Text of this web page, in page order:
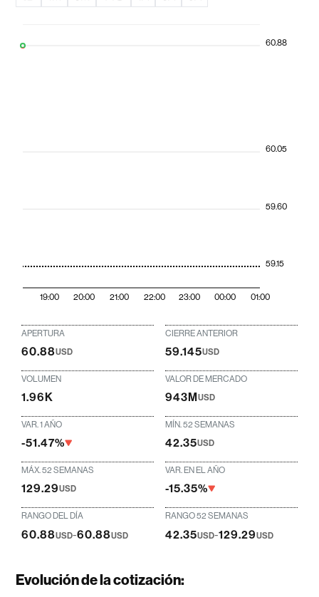
19:00 20:00 21:00 22:00 23:00 00:00 01:00
59.15
59.60
60.05
60.88
APERTURA
60.88USD
CIERRE ANTERIOR
59.145USD
VOLUMEN
1.96K
VALOR DE MERCADO
943MUSD
VAR. 1 AÑO
-51.47%
MÍN. 52 SEMANAS
42.35USD
MÁX. 52 SEMANAS
129.29USD
VAR. EN EL AÑO
-15.35%
RANGO DEL DÍA
60.88USD-60.88USD
RANGO 52 SEMANAS
42.35USD-129.29USD
Evolución de la cotización: